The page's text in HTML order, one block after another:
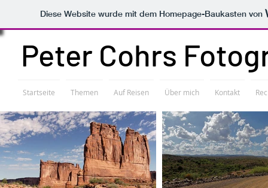
Diese Website wurde mit dem Homepage-Baukasten von
Peter Cohrs
Startseite Themen Auf Reisen Über mich Kontakt